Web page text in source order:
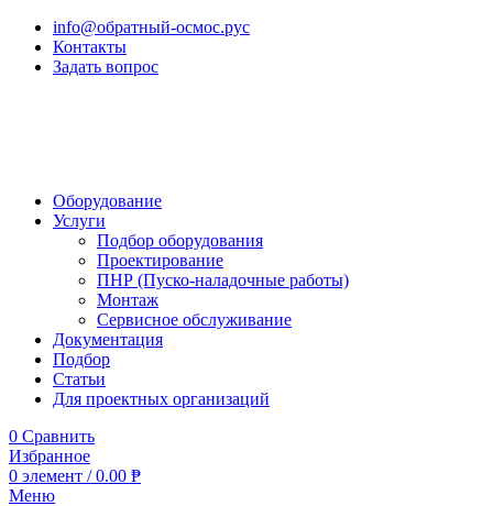
info@обратный-осмос.рус
Контакты
Задать вопрос
Оборудование
Услуги
Подбор оборудования
Проектирование
ПНР (Пуско-наладочные работы)
Монтаж
Сервисное обслуживание
Документация
Подбор
Статьи
Для проектных организаций
0 Сравнить
Избранное
0 элемент / 0.00 ₱
Меню